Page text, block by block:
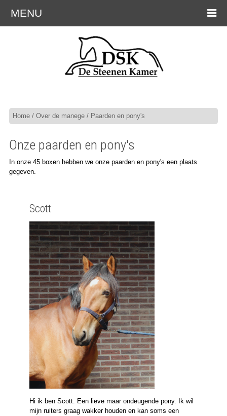
MENU
Home/ Over de manege/ Paarden en pony's
Onze paarden en pony's
In onze 45 boxen hebben we onze paarden en pony's een plaats
gegeven.
Scott
Hi ik ben Scott. Een lieve maar ondeugende pony. Ik wil
mijn ruiters graag wakker houden en kan soms een